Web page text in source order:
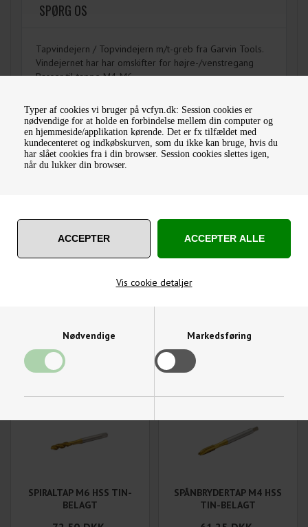
Typer af cookies vi bruger på vcfyn.dk: Session cookies er
nødvendige for at holde en forbindelse mellem din computer og
en hjemmeside/applikation kørende. Det er fx tilfældet med
kundecenteret og indkøbskurven, som du ikke kan bruge, hvis du
har slået cookies fra i din browser. Session cookies slettes igen,
når du lukker din browser.
Vis cookie detaljer
Nødvendige Markedsføring
SPØRG OS
Tapvindejern / Topvindejern m/t-greb fra Garvin Tools.
Vindejernet har har omskifter for højre-/venstregang
Passer til tappe M4-M6
MÅSKE ER DU OGSÅ INTERESSERET I FØLGENDE
PRODUKTER
Varenummer: 60206230 Varenummer: 60206235
SPIRALTAP M6 HSS TIN-
BELAGT
SPÅNBRYDERTAP M4 HSS
TIN-BELAGT